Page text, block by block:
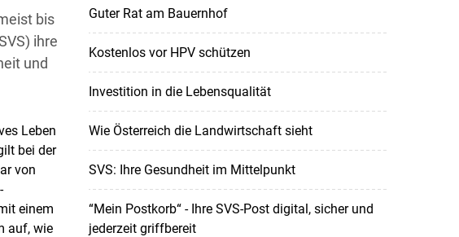
bis
ihre
und
Leben
bei der
von
einem
auf, wie
Guter Rat am Bauernhof
Kostenlos vor HPV schützen
Investition in die Lebensqualität
Wie Österreich die Landwirtschaft sieht
SVS: Ihre Gesundheit im Mittelpunkt
“Mein Postkorb“ - Ihre SVS-Post digital, sicher und
jederzeit griffbereit